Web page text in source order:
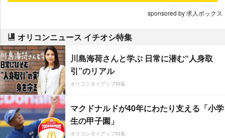
sponsored by 求人ボックス
オリコンニュース イチオシ特集
川島海荷さんと学ぶ 日常に潜む“人身取
引”のリアル
オリコンタイアップ特集
マクドナルドが40年にわたり支える「小学
生の甲子園」
オリコンタイアップ特集